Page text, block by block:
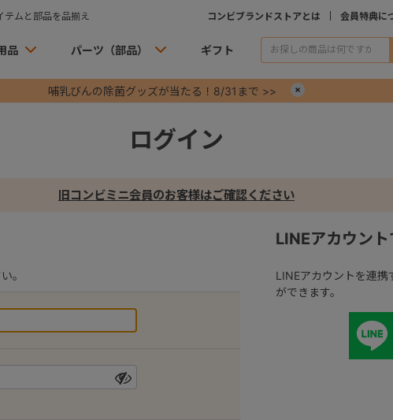
ムと部品を品揃え コンビブランドストアとは 会員特典に
品 パーツ（部品） ギフト
哺乳びんの除菌グッズが当たる！8/31まで >>
ログイン
旧コンビミニ会員のお客様はご確認ください
。
LINEアカウン
LINEアカウントを連
ができます。